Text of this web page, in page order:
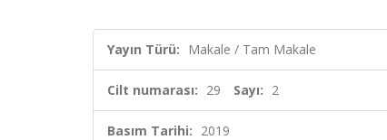
Yayın Türü: Makale / Tam Makale
Cilt numarası: 29 Sayı: 2
Basım Tarihi: 2019